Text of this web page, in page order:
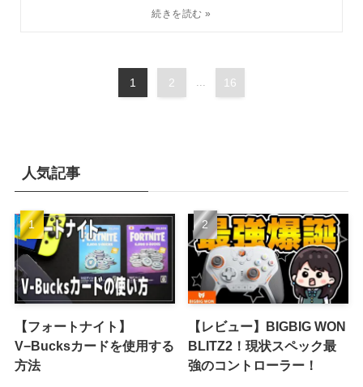
1 2 ... 16
人気記事
【フォートナイト】
V−Bucksカードを使用する
方法
【レビュー】BIGBIG WON
BLITZ2！現状スペック最
強のコントローラー！